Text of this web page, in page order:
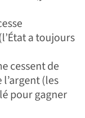
a toujours
cessent de
(les
pour gagner